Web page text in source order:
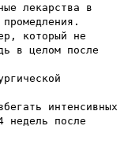
лекарства в
который не
в целом после
интенсивных
недель после